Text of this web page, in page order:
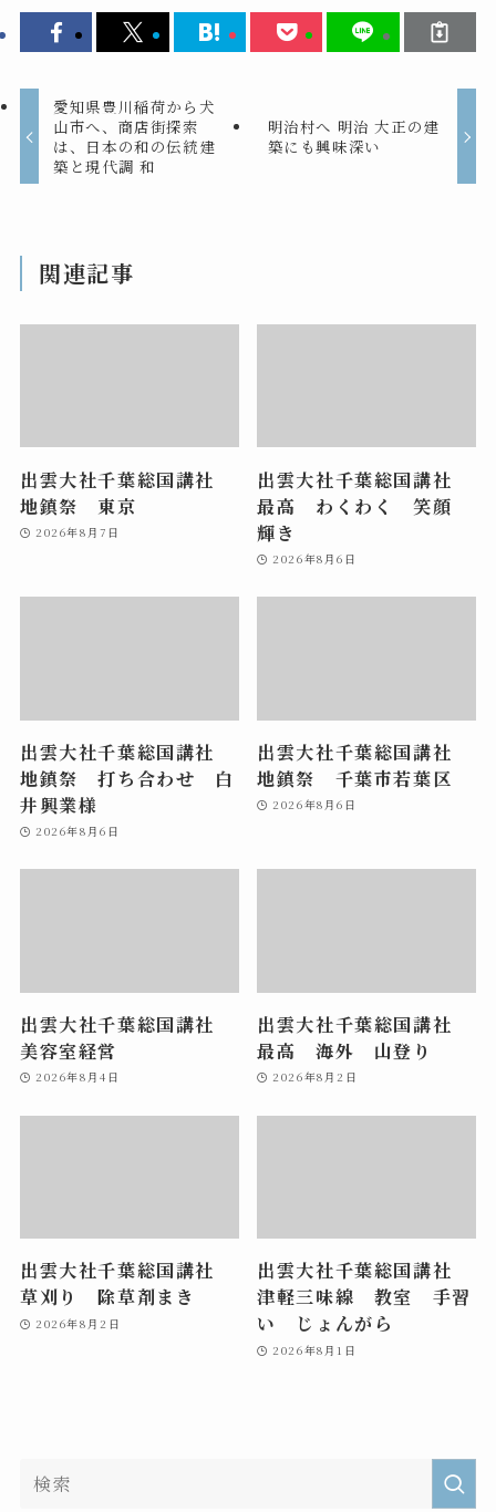
愛知県豊川稲荷から犬
山市へ、商店街探索
は、日本の和の伝統建
築と現代調 和
明治村へ 明治 大正の建
築にも興味深い
関連記事
出雲大社千葉総国講社
地鎮祭 東京
2026年8月7日
出雲大社千葉総国講社
最高 わくわく 笑顔
輝き
2026年8月6日
出雲大社千葉総国講社
地鎮祭 打ち合わせ 白
井興業様
2026年8月6日
出雲大社千葉総国講社
地鎮祭 千葉市若葉区
2026年8月6日
出雲大社千葉総国講社
美容室経営
2026年8月4日
出雲大社千葉総国講社
最高 海外 山登り
2026年8月2日
出雲大社千葉総国講社
草刈り 除草剤まき
2026年8月2日
出雲大社千葉総国講社
津軽三味線 教室 手習
い じょんがら
2026年8月1日